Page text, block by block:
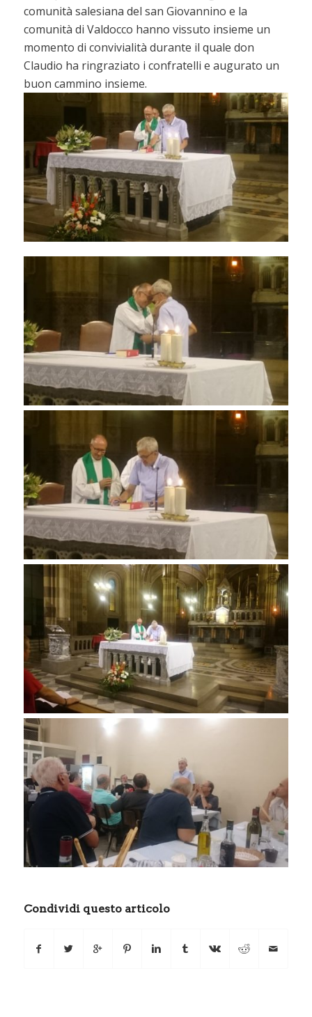
comunità salesiana del san Giovannino e la
comunità di Valdocco hanno vissuto insieme un
momento di convivialità durante il quale don
Claudio ha ringraziato i confratelli e augurato un
buon cammino insieme.
Condividi questo articolo